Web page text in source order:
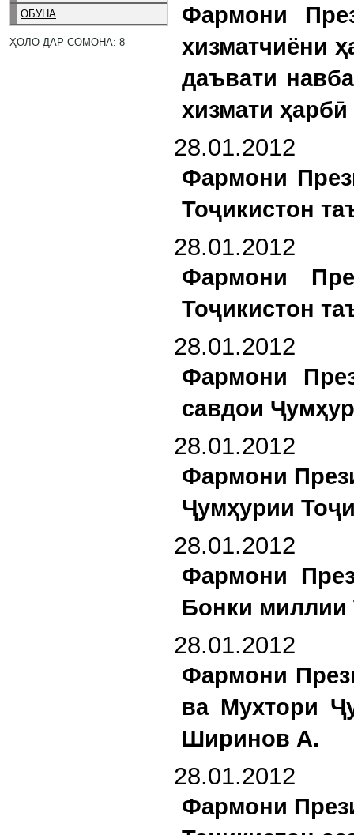
ОБУНА
ҲОЛО ДАР СОМОНА: 8
Фармони
хизматчиёни
даъвати
хизмати ҳарбӣ
28.01.2012
Фармони
Тоҷикистон
28.01.2012
Фармони
Тоҷикистон
28.01.2012
Фармони
савдои
28.01.2012
Фармони
Ҷумҳурии
28.01.2012
Фармони
Бонки миллии
28.01.2012
Фармони
ва Мухтори
Ширинов А.
28.01.2012
Фармони